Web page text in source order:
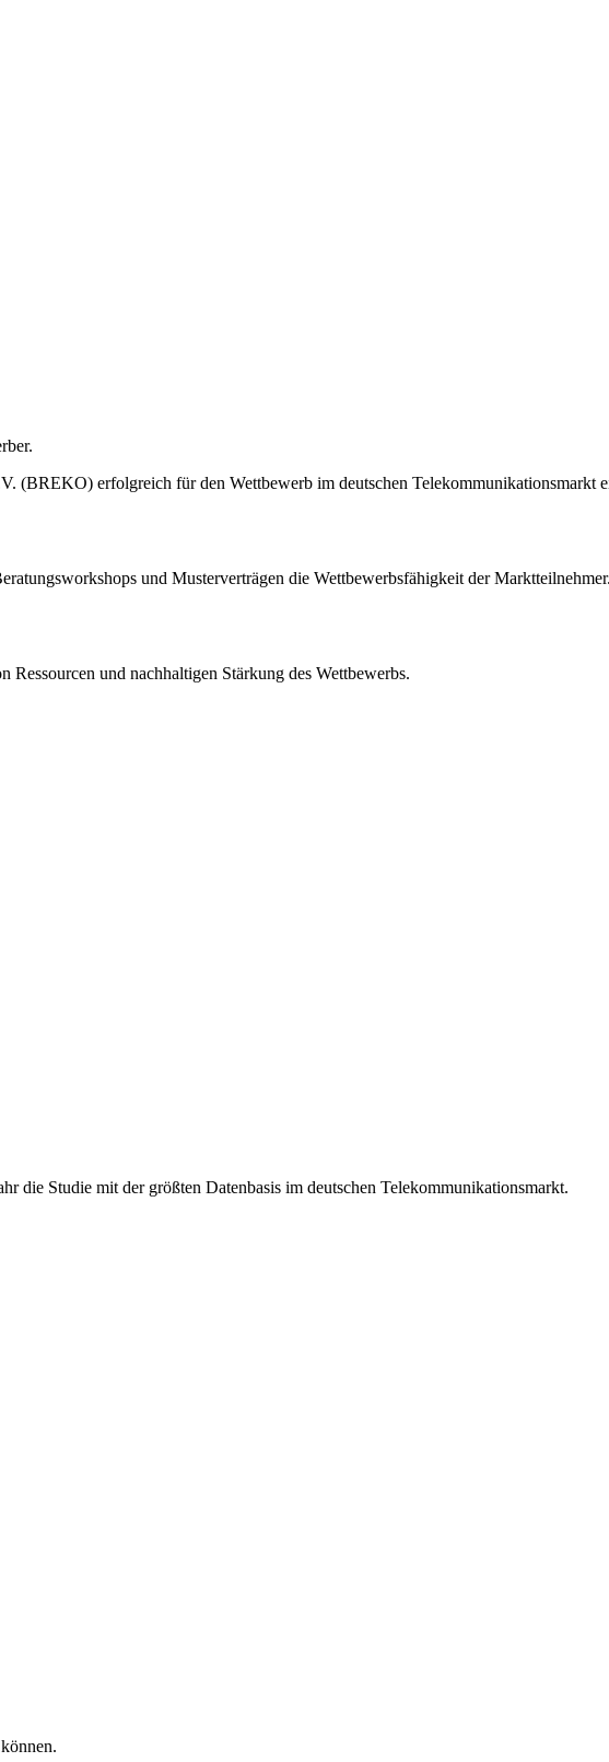
(BREKO) erfolgreich für den Wettbewerb im deutschen Telekommunikationsmarkt
und Musterverträgen die Wettbewerbsfähigkeit der
und nachhaltigen Stärkung des Wettbewerbs.
die Studie mit der größten Datenbasis im deutschen Telekommunikationsmarkt.